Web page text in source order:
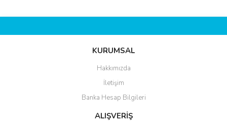
KURUMSAL
Hakkımızda
İletişim
Banka Hesap Bilgileri
ALIŞVERİŞ